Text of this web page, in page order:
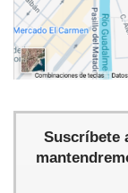
Suscríbete